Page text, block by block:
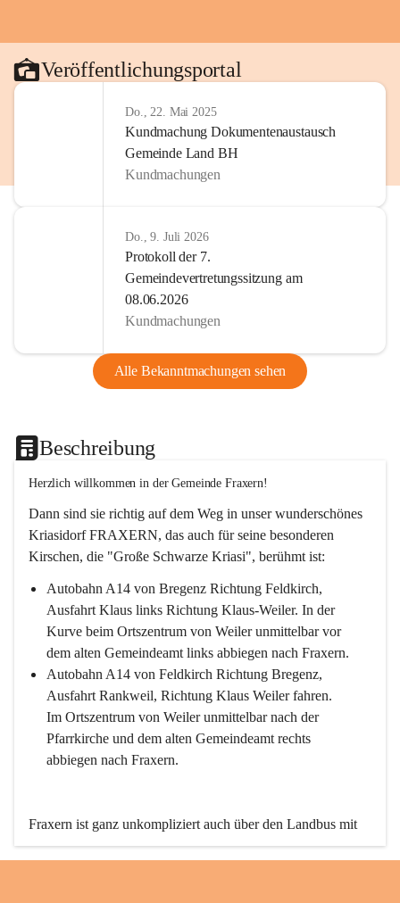
Veröffentlichungsportal
Do., 22. Mai 2025
Kundmachung Dokumentenaustausch
Gemeinde Land BH
Kundmachungen
Do., 9. Juli 2026
Protokoll der 7.
Gemeindevertretungssitzung am
08.06.2026
Kundmachungen
Alle Bekanntmachungen sehen
Beschreibung
Herzlich willkommen in der Gemeinde Fraxern!
Dann sind sie richtig auf dem Weg in unser wunderschönes
Kriasidorf FRAXERN, das auch für seine besonderen
Kirschen, die "Große Schwarze Kriasi", berühmt ist:
Autobahn A14 von Bregenz Richtung Feldkirch,
Ausfahrt Klaus links Richtung Klaus-Weiler. In der
Kurve beim Ortszentrum von Weiler unmittelbar vor
dem alten Gemeindeamt links abbiegen nach Fraxern.
Autobahn A14 von Feldkirch Richtung Bregenz,
Ausfahrt Rankweil, Richtung Klaus Weiler fahren.
Im Ortszentrum von Weiler unmittelbar nach der
Pfarrkirche und dem alten Gemeindeamt rechts
abbiegen nach Fraxern.
Fraxern ist ganz unkompliziert auch über den Landbus mit
den öffentlichen Verkehrsmitteln zu erreichen. Die Linie